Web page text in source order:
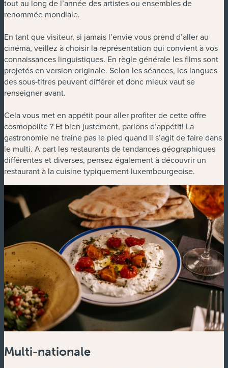
tout au long de l’année des artistes ou ensembles de
renommée mondiale.
En tant que visiteur, si jamais l’envie vous prend d’aller au
cinéma, veillez à choisir la représentation qui convient à vos
connaissances linguistiques. En règle générale les films sont
projetés en version originale. Selon les séances, les langues
des sous-titres peuvent différer et donc mieux vaut se
renseigner avant.
Cela vous met en appétit pour aller profiter de cette offre
cosmopolite ? Et bien justement, parlons d’appétit! La
gastronomie ne traine pas le pied quand il s’agit de faire dans
le multi. A part les restaurants de tendances géographiques
différentes et diverses, pensez également à découvrir un
restaurant à la cuisine typiquement luxembourgeoise.
Multi-nationale